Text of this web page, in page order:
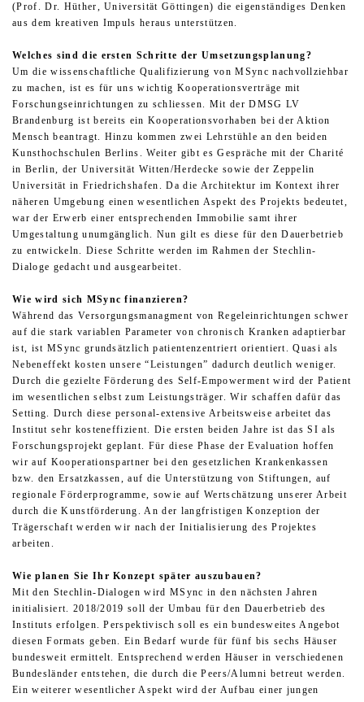
(Prof. Dr. Hüther, Universität Göttingen) die eigenständiges Denken
aus dem kreativen Impuls heraus unterstützen.
Welches sind die ersten Schritte der Umsetzungsplanung?
Um die wissenschaftliche Qualifizierung von MSync nachvollziehbar
zu machen, ist es für uns wichtig Kooperationsverträge mit
Forschungseinrichtungen zu schliessen. Mit der DMSG LV
Brandenburg ist bereits ein Kooperationsvorhaben bei der Aktion
Mensch beantragt. Hinzu kommen zwei Lehrstühle an den beiden
Kunsthochschulen Berlins. Weiter gibt es Gespräche mit der Charité
in Berlin, der Universität Witten/Herdecke sowie der Zeppelin
Universität in Friedrichshafen. Da die Architektur im Kontext ihrer
näheren Umgebung einen wesentlichen Aspekt des Projekts bedeutet,
war der Erwerb einer entsprechenden Immobilie samt ihrer
Umgestaltung unumgänglich. Nun gilt es diese für den Dauerbetrieb
zu entwickeln. Diese Schritte werden im Rahmen der Stechlin-
Dialoge gedacht und ausgearbeitet.
Wie wird sich MSync finanzieren?
Während das Versorgungsmanagment von Regeleinrichtungen schwer
auf die stark variablen Parameter von chronisch Kranken adaptierbar
ist, ist MSync grundsätzlich patientenzentriert orientiert. Quasi als
Nebeneffekt kosten unsere “Leistungen” dadurch deutlich weniger.
Durch die gezielte Förderung des Self-Empowerment wird der Patient
im wesentlichen selbst zum Leistungsträger. Wir schaffen dafür das
Setting. Durch diese personal-extensive Arbeitsweise arbeitet das
Institut sehr kosteneffizient. Die ersten beiden Jahre ist das SI als
Forschungsprojekt geplant. Für diese Phase der Evaluation hoffen
wir auf Kooperationspartner bei den gesetzlichen Krankenkassen
bzw. den Ersatzkassen, auf die Unterstützung von Stiftungen, auf
regionale Förderprogramme, sowie auf Wertschätzung unserer Arbeit
durch die Kunstförderung. An der langfristigen Konzeption der
Trägerschaft werden wir nach der Initialisierung des Projektes
arbeiten.
Wie planen Sie Ihr Konzept später auszubauen?
Mit den Stechlin-Dialogen wird MSync in den nächsten Jahren
initialisiert. 2018/2019 soll der Umbau für den Dauerbetrieb des
Instituts erfolgen. Perspektivisch soll es ein bundesweites Angebot
diesen Formats geben. Ein Bedarf wurde für fünf bis sechs Häuser
bundesweit ermittelt. Entsprechend werden Häuser in verschiedenen
Bundesländer entstehen, die durch die Peers/Alumni betreut werden.
Ein weiterer wesentlicher Aspekt wird der Aufbau einer jungen